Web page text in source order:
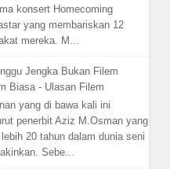
konsert Homecoming
yang membariskan 12
mereka. M...
Jengka Bukan Filem
Biasa - Ulasan Filem
yang di bawa kali ini
penerbit Aziz M.Osman yang
20 tahun dalam dunia seni
Sebe...